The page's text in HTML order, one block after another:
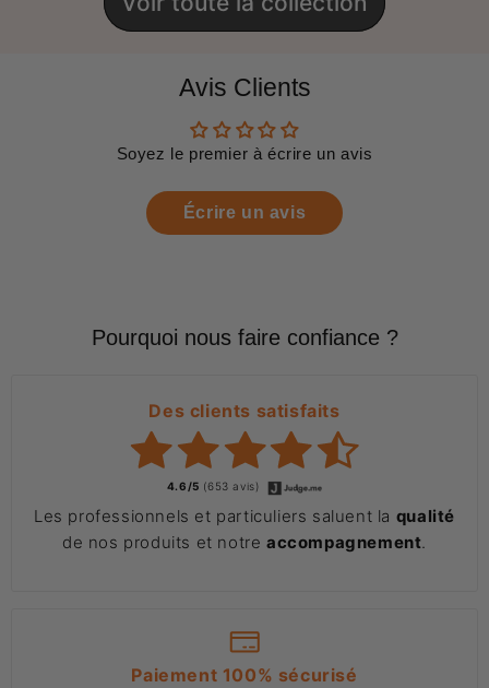
Avis Clients
Soyez le premier à écrire un avis
Écrire un avis
Pourquoi nous faire confiance ?
Des clients satisfaits
4.6/5 (653 avis)
Les professionnels et particuliers saluent la qualité
de nos produits et notre accompagnement
Paiement 100% sécurisé